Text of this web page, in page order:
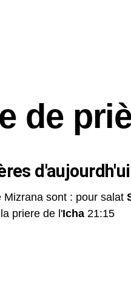
de
d'aujourdh'ui
Mizrana sont : pour salat
priere de l'Icha 21:15